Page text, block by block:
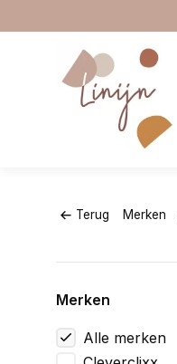
Terug Merken
Merken
Alle merken